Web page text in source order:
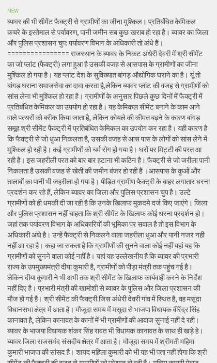
NEW
ब्यावर की भी सीमेंट फैक्ट्री से ग्रामीणों का जीना मुश्किल। प्रतिबंधित केमिकल
कचरे के इस्तेमाल से पर्यावरण, पानी जमीन सब कुछ खराब हो रहा है। ब्यावर का जिला
और पुलिस प्रशासन चुप: पर्यावरण विभाग के अधिकारी तो अंधे हैं।
================ राजस्थान के ब्यावर के निकट अंधेरी देवरी में श्री सीमेंट
का जो प्लांट (फैक्ट्री) लगा हुआ है उसकी वजह से आसपास के ग्रामीणों का जीना
मुश्किल हो गया है। यह प्लांट देश के सुविख्यात बांगड़ औद्योगिक घराने का है। यूं तो
बांगड़ घराना समाजसेवा का दावा करता है,लेकिन ब्यावर प्लांट की वजह से ग्रामीणों को
सांस लेना भी मुश्किल हो रहा है। ग्रामीणों के अनुसार पिछले कुछ दिनों में फैक्ट्री में
प्रतिबंधित केमिकल का उपयोग हो रहा है। यह केमिकल सीमेंट बनाने के काम आने
वाले पत्थरों को बरीक किया जाता है, लेकिन कोयले की कीमत बढ़ने के कारण बांगड़
समूह श्री सीमेंट फैक्ट्री में प्रतिबंधित केमिकल का उपयोग कर रहा है। यही कारण है
कि फैक्ट्री से जो धुंआ निकलता है, उसकी वजह से आस पास के लोगों को सांस लेने में
मुश्किल हो रही है। कई ग्रामीणों को चर्म रोग हो गया है। घरों पर मिट्टी की परत आ
रही है। इस जहरीली परत को बार बार हटाना भी कठिन है। फैक्ट्री से जो जरीला पानी
निकलता है उसकी वजह से खेती की जमीन बंजर हो रही है ।आसपास के कुओं और
तालाबों का पानी भी जहरीला हो गया है। पीड़ित ग्रामीण फैक्ट्री के बाहर लगातार धरना
प्रदर्शन कर रहे हैं, लेकिन ब्यावर का जिला और पुलिस प्रशासन चुप है। उल्टे
ग्रामीणों को ही धमकी दी जा रही है कि उनके खिलाफ मुकदमे दर्ज किए जाएंगे। जिला
और पुलिस प्रशासन नहीं चाहता कि श्री सीमेंट के खिलाफ कोई धरना प्रदर्शन हो।
जहां तक पर्यावरण विभाग के अधिकारियों की भूमिका पर सवाल है तो इस विभाग के
अधिकारी अंधे है। उन्हें फैक्ट्री से निकलने वाला जहरीला धुआ और पानी नजर नही
नहीं आ रहा है। कहा जा सकता है कि ग्रामीणों की सुनने वाला कोई नहीं यहां यह कि
ग्रामीणों को सुनने वाला कोई नहीं है। यहां यह उल्लेखनीय है कि ब्यावर की प्रभारी
राज्य के उपमुख्यमंत्री दीया कुमारी है, ग्रामीणों को पीड़ा मंत्री तक पहुंच गई है।
लेकिन दीया कुमारी ने भी अभी तक श्री सीमेंट के खिलाफ कार्यवाही करने के निर्देश
नहीं दिए है। प्रभारी मंत्री की खामोशी से ब्यावर के पुलिस और जिला प्रशासन की
मौज हो गई है। श्री सीमेंट की फैक्ट्री जिस अंधेरी देवरी गांव में स्थित है, वह मसूदा
विधानसभा क्षेत्र में आता है। मौजूदा समय में मसूदा से भाजपा विधायक वीरेंद्र सिंह
कानावत है, लेकिन कानावत के कानों में भी ग्रामीणों की आवाज सुनाई नहीं दे रही।
ब्यावर के भाजपा विधायक शंकर सिंह रावत भी विधायक कानावत के साथ ही खड़े हे।
ब्यावर जिला राजसमंद संसदीय क्षेत्र में आता है। मौजूदा समय में श्रीमती महिमा
कुमारी भाजपा की सांसद है। शायद महिला कुमारी को भी यह भी पता नहीं होगा कि श्री